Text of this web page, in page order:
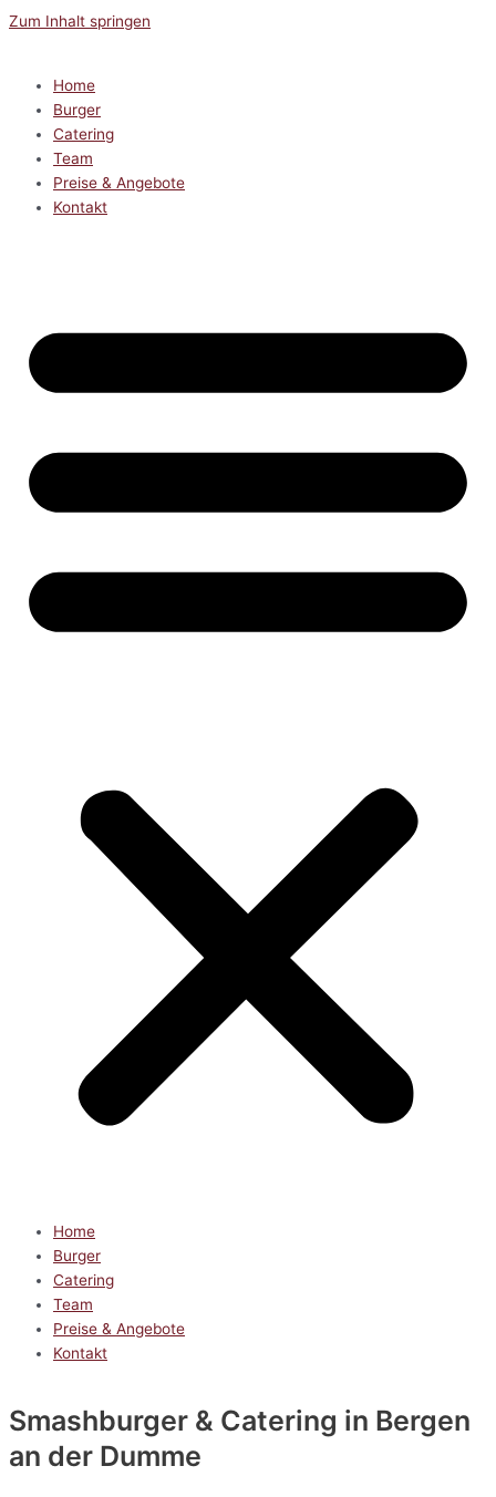
Zum Inhalt springen
Home
Burger
Catering
Team
Preise & Angebote
Kontakt
Home
Burger
Catering
Team
Preise & Angebote
Kontakt
Smashburger & Catering in Bergen
an der Dumme